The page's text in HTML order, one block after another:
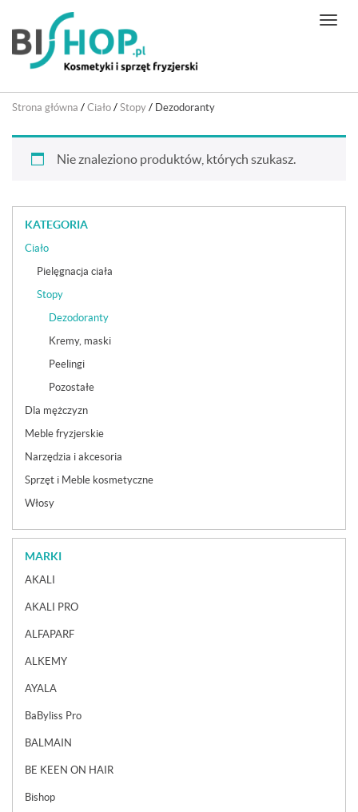
N
g
Strona główna / Ciało / Stopy / Dezodoranty
Nie znaleziono produktów, których szukasz.
KATEGORIA
Ciało
Pielęgnacja ciała
Stopy
Dezodoranty
Kremy, maski
Peelingi
Pozostałe
Dla mężczyzn
Meble fryzjerskie
Narzędzia i akcesoria
Sprzęt i Meble kosmetyczne
Włosy
MARKI
AKALI
AKALI PRO
ALFAPARF
ALKEMY
AYALA
BaByliss Pro
BALMAIN
BE KEEN ON HAIR
Bishop